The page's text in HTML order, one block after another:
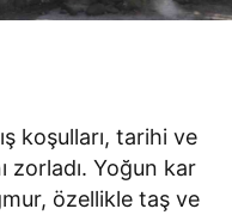
koşulları, tarihi ve
zorladı. Yoğun kar
özellikle taş ve